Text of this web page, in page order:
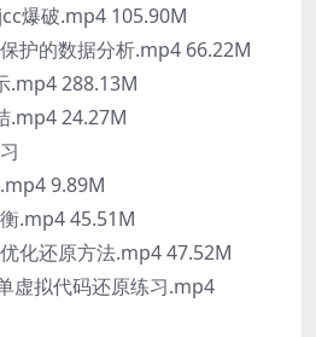
爆破.mp4 105.90M
护的数据分析.mp4 66.22M
.mp4 288.13M
.mp4 24.27M
9.89M
.mp4 45.51M
化还原方法.mp4 47.52M
虚拟代码还原练习.mp4